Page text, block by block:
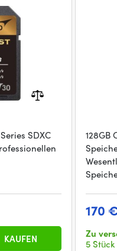
SDXC
KAUFEN
128GB
170
Zu
5 Stück